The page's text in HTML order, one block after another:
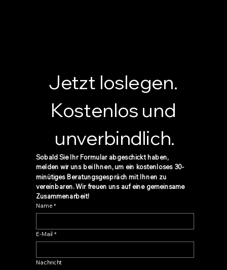
Jetzt loslegen.
Kostenlos und
unverbindlich.
Sobald Sie Ihr Formular abgeschickt haben,
melden wir uns bei Ihnen, um ein kostenloses 30-
minütiges Beratungsgespräch mit Ihnen zu
vereinbaren. Wir freuen uns auf eine gemeinsame
Zusammenarbeit!
Name *
E-Mail *
Nachricht